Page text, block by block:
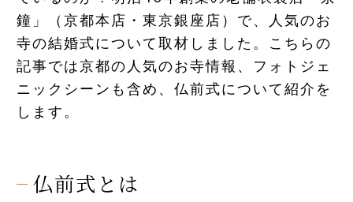
和婚コラム
先輩カップル実例
鐘」（ 京都本店 ・ 東京銀座店 ）で、人気のお
寺の結婚式について取材しました。こちらの
記事では京都の人気のお寺情報、フォトジェ
ニックシーンも含め、仏前式について紹介を
します。
仏前式とは